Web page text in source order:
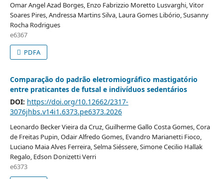
Omar Angel Azad Borges, Enzo Fabrizzio Moretto Lusvarghi, Vitor
Soares Pires, Andressa Martins Silva, Laura Gomes Libório, Susanny
Rocha Rodrigues
e6367
PDFA
Comparação do padrão eletromiográfico mastigatório
entre praticantes de futsal e indivíduos sedentários
DOI: https://doi.org/10.12662/2317-
3076jhbs.v14i1.6373.pe6373.2026
Leonardo Becker Vieira da Cruz, Guilherme Gallo Costa Gomes, Cora
de Freitas Pupin, Odair Alfredo Gomes, Evandro Marianetti Fioco,
Luciano Maia Alves Ferreira, Selma Siéssere, Simone Cecilio Hallak
Regalo, Edson Donizetti Verri
e6373